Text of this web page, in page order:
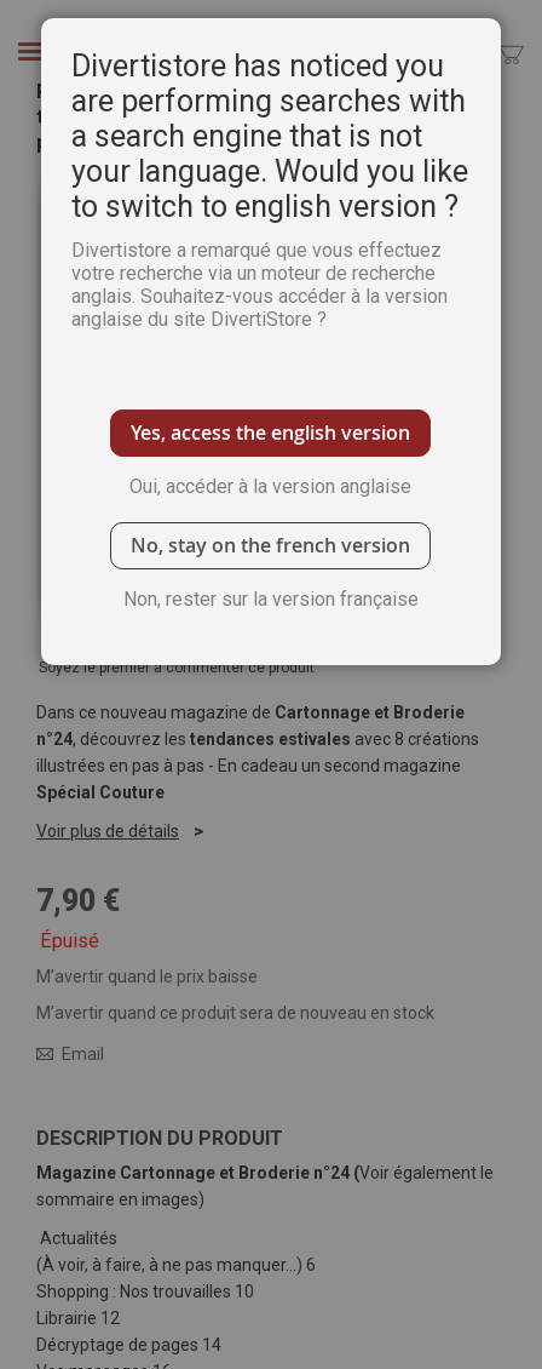
Chercher
Passion Fil Cartonnage et Broderie n°24 - Les
tendances estivales - 8 créations illustrées en
pas à pas
Passer
galerie
Soyez le premier à commenter ce produit
Dans ce nouveau magazine de Cartonnage et Broderie
n°24, découvrez les tendances estivales avec 8 créations
illustrées en pas à pas - En cadeau un second magazine
Spécial Couture
Voir plus de détails
7,90 €
Épuisé
M’avertir quand le prix baisse
M’avertir quand ce produit sera de nouveau en stock
Email
DESCRIPTION DU PRODUIT
Magazine Cartonnage et Broderie n°24 (Voir également le
sommaire en images)
Actualités
(À voir, à faire, à ne pas manquer…) 6
Shopping : Nos trouvailles 10
Librairie 12
Décryptage de pages 14
Divertistore has noticed you
are performing searches with
a search engine that is not
your language. Would you like
to switch to english version ?
Divertistore a remarqué que vous effectuez
votre recherche via un moteur de recherche
anglais. Souhaitez-vous accéder à la version
anglaise du site DivertiStore ?
Yes, access the english version
Oui, accéder à la version anglaise
No, stay on the french version
Non, rester sur la version française